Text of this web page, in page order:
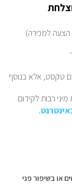
הצעה למכירה)
טקסט, אלא בנוסף
רבות לקידום
.
או בשיפור פני